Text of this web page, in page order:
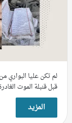
لم تكن عليا
قبل قنبلة الموت
المزيد